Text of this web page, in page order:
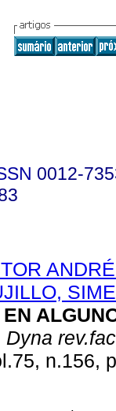
0012-
Dyna
n.156,